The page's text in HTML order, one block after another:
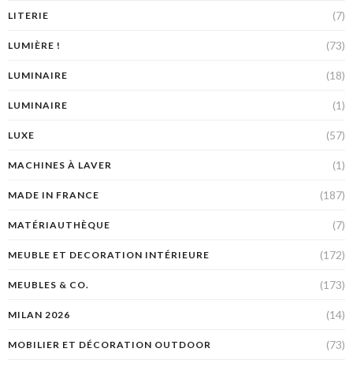
LITERIE (7)
LUMIÈRE ! (73)
LUMINAIRE (18)
LUMINAIRE (1)
LUXE (57)
MACHINES À LAVER (1)
MADE IN FRANCE (187)
MATÉRIAUTHÈQUE (7)
MEUBLE ET DECORATION INTÉRIEURE (172)
MEUBLES & CO. (173)
MILAN 2026 (14)
MOBILIER ET DÉCORATION OUTDOOR (73)